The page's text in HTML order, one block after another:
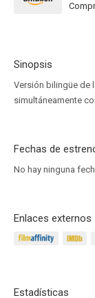
Sinopsis
Versión bilingüe de
simultáneamente
Fechas de
No hay ninguna
Enlaces externos
Estadísticas